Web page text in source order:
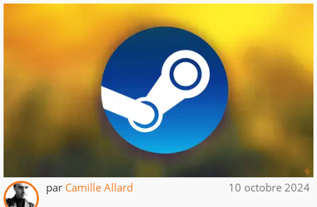
par Camille Allard 10 octobre 2024